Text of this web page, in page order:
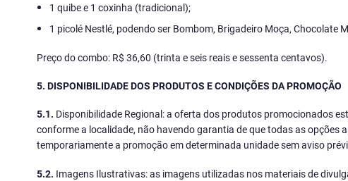
1 quibe e 1 coxinha (tradicional);
1 picolé Nestlé, podendo ser Bombom, Brigadeiro Moça, Chocolate
Preço do combo: R$ 36,60 (trinta e seis reais e sessenta centavos).
5. DISPONIBILIDADE DOS PRODUTOS E CONDIÇÕES DA PROMOÇÃO
5.1. Disponibilidade Regional: a oferta dos produtos promocionados
conforme a localidade, não havendo garantia de que todas as opções
temporariamente a promoção em determinada unidade sem aviso
5.2. Imagens Ilustrativas: as imagens utilizadas nos materiais de